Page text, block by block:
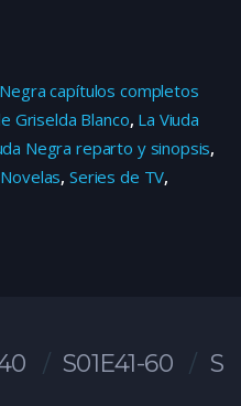
capítulos completos
Griselda Blanco, La Viuda
Negra reparto y sinopsis,
Novelas,Series de TV,
S01E41-60